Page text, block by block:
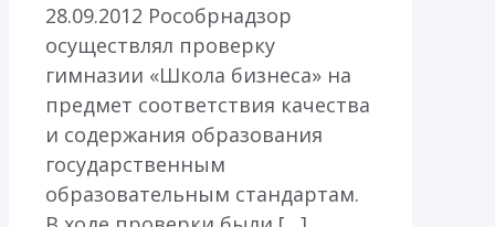
28.09.2012 Рособрнадзор
осуществлял проверку
гимназии «Школа бизнеса» на
предмет соответствия качества
и содержания образования
государственным
образовательным стандартам.